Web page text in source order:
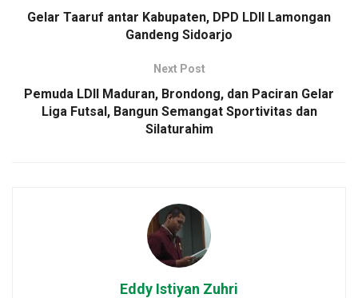
Gelar Taaruf antar Kabupaten, DPD LDII Lamongan
Gandeng Sidoarjo
Next Post
Pemuda LDII Maduran, Brondong, dan Paciran Gelar
Liga Futsal, Bangun Semangat Sportivitas dan
Silaturahim
Eddy Istiyan Zuhri